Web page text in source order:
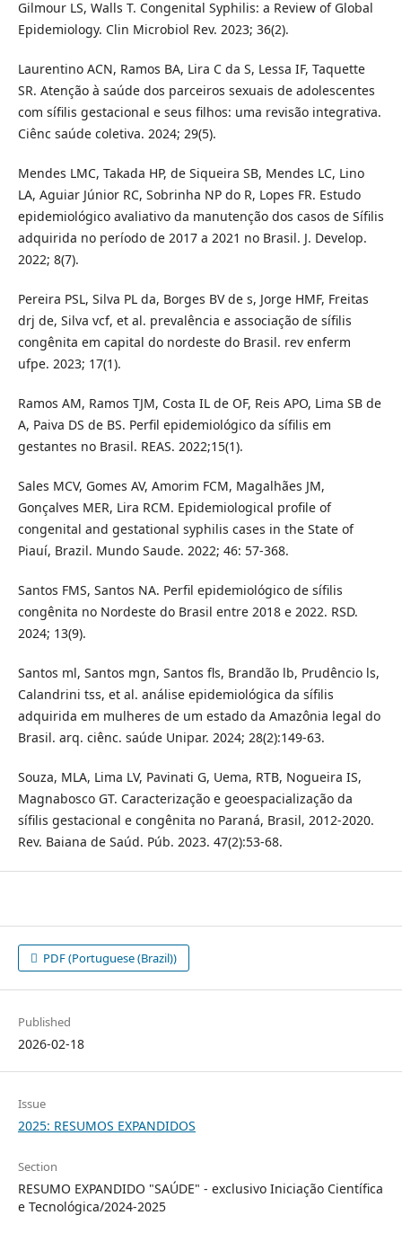
Gilmour LS, Walls T. Congenital Syphilis: a Review of Global
Epidemiology. Clin Microbiol Rev. 2023; 36(2).
Laurentino ACN, Ramos BA, Lira C da S, Lessa IF, Taquette
SR. Atenção à saúde dos parceiros sexuais de adolescentes
com sífilis gestacional e seus filhos: uma revisão integrativa.
Ciênc saúde coletiva. 2024; 29(5).
Mendes LMC, Takada HP, de Siqueira SB, Mendes LC, Lino
LA, Aguiar Júnior RC, Sobrinha NP do R, Lopes FR. Estudo
epidemiológico avaliativo da manutenção dos casos de Sífilis
adquirida no período de 2017 a 2021 no Brasil. J. Develop.
2022; 8(7).
Pereira PSL, Silva PL da, Borges BV de s, Jorge HMF, Freitas
drj de, Silva vcf, et al. prevalência e associação de sífilis
congênita em capital do nordeste do Brasil. rev enferm
ufpe. 2023; 17(1).
Ramos AM, Ramos TJM, Costa IL de OF, Reis APO, Lima SB de
A, Paiva DS de BS. Perfil epidemiológico da sífilis em
gestantes no Brasil. REAS. 2022;15(1).
Sales MCV, Gomes AV, Amorim FCM, Magalhães JM,
Gonçalves MER, Lira RCM. Epidemiological profile of
congenital and gestational syphilis cases in the State of
Piauí, Brazil. Mundo Saude. 2022; 46: 57-368.
Santos FMS, Santos NA. Perfil epidemiológico de sífilis
congênita no Nordeste do Brasil entre 2018 e 2022. RSD.
2024; 13(9).
Santos ml, Santos mgn, Santos fls, Brandão lb, Prudêncio ls,
Calandrini tss, et al. análise epidemiológica da sífilis
adquirida em mulheres de um estado da Amazônia legal do
Brasil. arq. ciênc. saúde Unipar. 2024; 28(2):149-63.
Souza, MLA, Lima LV, Pavinati G, Uema, RTB, Nogueira IS,
Magnabosco GT. Caracterização e geoespacialização da
sífilis gestacional e congênita no Paraná, Brasil, 2012-2020.
Rev. Baiana de Saúd. Púb. 2023. 47(2):53-68.
PDF (Portuguese (Brazil))
Published
2026-02-18
Issue
2025: RESUMOS EXPANDIDOS
Section
RESUMO EXPANDIDO "SAÚDE" - exclusivo Iniciação Científica
e Tecnológica/2024-2025